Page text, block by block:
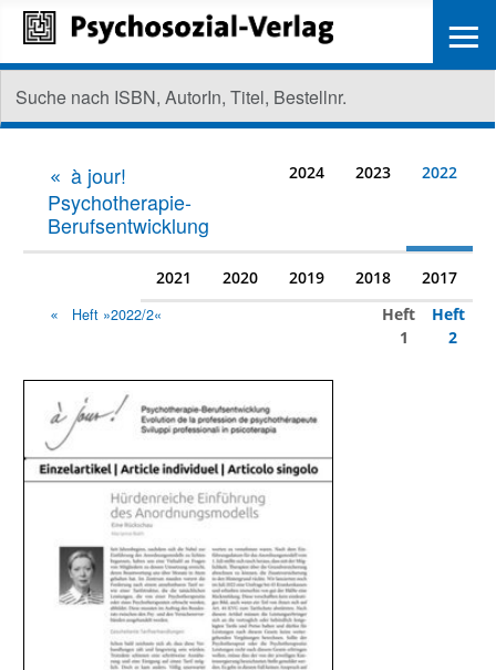
à jour!
Psychotherapie-
Berufsentwicklung
2024 2023 2022
2021 2020 2019 2018 2017
Heft »2022/2«
Heft
1
Heft
2
≡